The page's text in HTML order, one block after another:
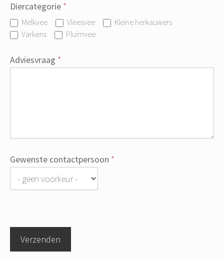
Diercategorie *
Melkvee Vleesvee
Kleine herkauwers
Varkens
Pluimvee
Adviesvraag *
Gewenste contactpersoon *
Verzenden